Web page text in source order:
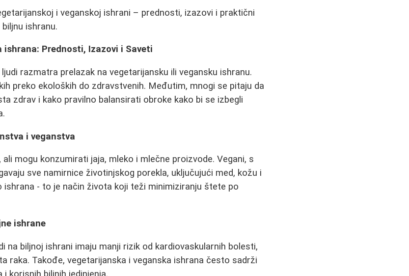
i veganskoj ishrani – prednosti, izazovi i praktični
ishranu.
ishrana: Prednosti, Izazovi i Saveti
razmatra prelazak na vegetarijansku ili vegansku ishranu.
preko ekoloških do zdravstvenih. Međutim, mnogi se pitaju da
zdrav i kako pravilno balansirati obroke kako bi se izbegli
i veganstva
mogu konzumirati jaja, mleko i mlečne proizvode. Vegani, s
sve namirnice životinjskog porekla, uključujući med, kožu i
ishrana - to je način života koji teži minimiziranju štete po
ishrane
na biljnoj ishrani imaju manji rizik od kardiovaskularnih bolesti,
raka. Takođe, vegetarijanska i veganska ishrana često sadrži